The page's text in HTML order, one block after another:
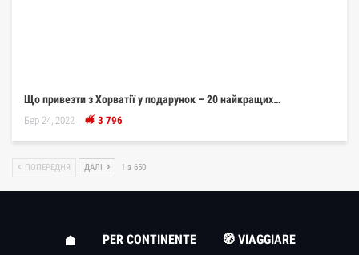
Що привезти з Хорватії у подарунок – 20 найкращих…
Бер 24, 2022 3 796
ПОПЕРЕДНЯ ДАЛІ 1 з 650
PER CONTINENTE
🧭 VIAGGIARE